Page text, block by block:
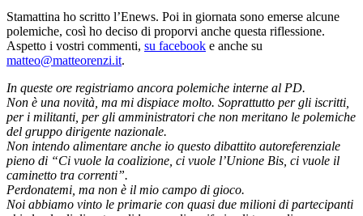
Stamattina ho scritto l’Enews. Poi in giornata sono emerse alcune
polemiche, così ho deciso di proporvi anche questa riflessione.
Aspetto i vostri commenti, su facebook e anche su
matteo@matteorenzi.it.
In queste ore registriamo ancora polemiche interne al PD.
Non è una novità, ma mi dispiace molto. Soprattutto per gli iscritti,
per i militanti, per gli amministratori che non meritano le polemiche
del gruppo dirigente nazionale.
Non intendo alimentare anche io questo dibattito autoreferenziale
pieno di “Ci vuole la coalizione, ci vuole l’Unione Bis, ci vuole il
caminetto tra correnti”.
Perdonatemi, ma non è il mio campo di gioco.
Noi abbiamo vinto le primarie con quasi due milioni di partecipanti